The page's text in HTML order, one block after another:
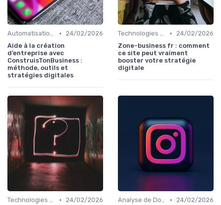
Automatisation du Marketing •
24/02/2026
Aide à la création
d’entreprise avec
ConstruisTonBusiness :
méthode, outils et
stratégies digitales
Technologies de Marketing Digital •
24/02/2026
Zone-business fr : comment
ce site peut vraiment
booster votre stratégie
digitale
Technologies de Marketing Digital •
24/02/2026
Analyse de Données et Mesure de Performance •
24/02/2026